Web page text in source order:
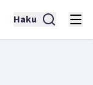
Haku